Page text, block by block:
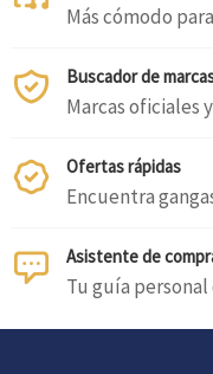
Más cómodo
Buscador de
Marcas oficiales
Ofertas rápidas
Encuentra
Asistente de
Tu guía